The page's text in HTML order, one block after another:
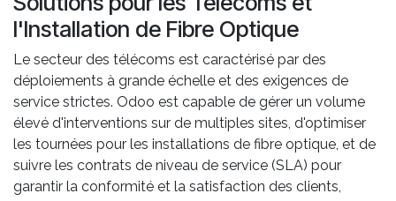
l'Installation de Fibre Optique
Le secteur des télécoms est caractérisé par des
déploiements à grande échelle et des exigences de
service strictes. Odoo est capable de gérer un volume
élevé d'interventions sur de multiples sites, d'optimiser
les tournées pour les installations de fibre optique, et de
suivre les contrats de niveau de service (SLA) pour
garantir la conformité et la satisfaction des clients,